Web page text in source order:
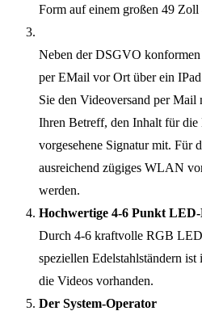
Form auf einem großen 49
Neben der DSGVO konformen
per EMail vor Ort über ein
Sie den Videoversand per Mail
Ihren Betreff, den Inhalt für
vorgesehene Signatur mit. Für
ausreichend zügiges WLAN
werden.
Hochwertige 4-6 Punkt
Durch 4-6 kraftvolle RGB
speziellen Edelstahlständern
die Videos vorhanden.
Der System-Operator